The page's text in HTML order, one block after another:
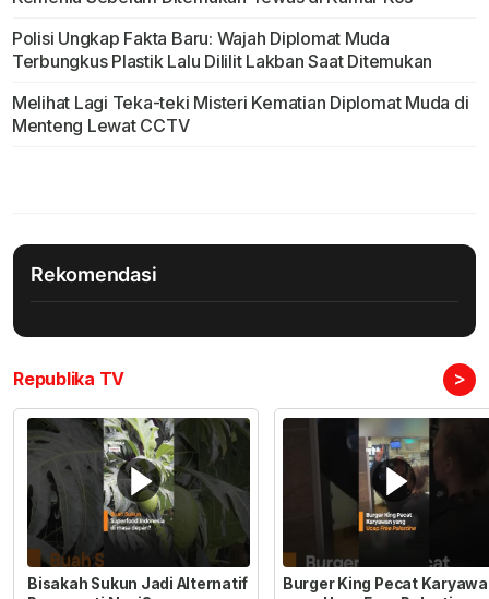
Polisi Ungkap Fakta Baru: Wajah Diplomat Muda
Terbungkus Plastik Lalu Dililit Lakban Saat Ditemukan
Melihat Lagi Teka-teki Misteri Kematian Diplomat Muda di
Menteng Lewat CCTV
Rekomendasi
Republika TV >
Bisakah Sukun Jadi Alternatif
Burger King Pecat